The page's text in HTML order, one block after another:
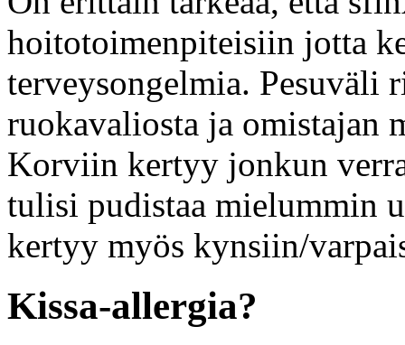
hoitotoimenpiteisiin jotta
terveysongelmia. Pesuväli
ruokavaliosta ja omistajan
Korviin kertyy jonkun
tulisi pudistaa mielummin
kertyy myös kynsiin/
Kissa-allergia?